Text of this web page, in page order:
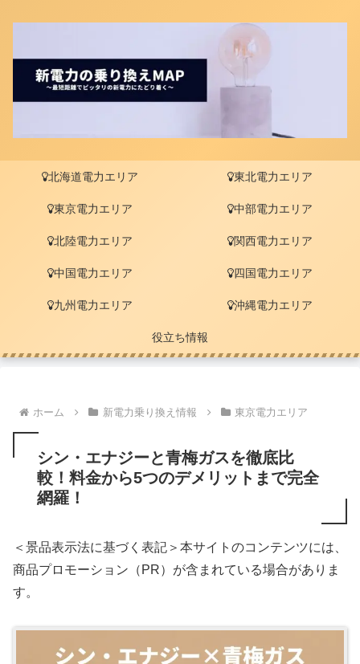
北海道電力エリア 東北電力エリア
東京電力エリア 中部電力エリア
北陸電力エリア 関西電力エリア
中国電力エリア 四国電力エリア
九州電力エリア 沖縄電力エリア
役立ち情報
ホーム 新電力乗り換え情報 東京電力エリア
シン・エナジーと青梅ガスを徹底比
較！料金から5つのデメリットまで完全
網羅！
＜景品表示法に基づく表記＞本サイトのコンテンツには、
商品プロモーション（PR）が含まれている場合がありま
す。